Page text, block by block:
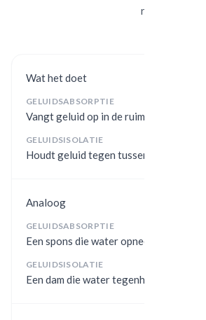
ruimte.
Wat het doet
GELUIDSABSORPTIE
Vangt geluid op in de ruimte
GELUIDSISOLATIE
Houdt geluid tegen tussen ruimtes
Analoog
GELUIDSABSORPTIE
Een spons die water opneemt
GELUIDSISOLATIE
Een dam die water tegenhoudt